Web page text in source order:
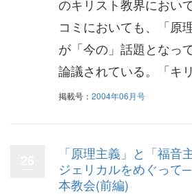
のキリスト教界におい
コミにおいても、「原
が「今の」話題となっ
論議されている。「キ
掲載号： 2004年06月号
「原理主義」と「福音
ジェリカルをめぐって
本教会(前編)